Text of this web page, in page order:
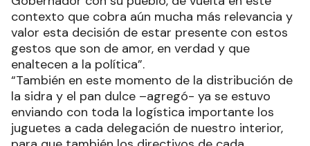
contexto que cobra aún mucha más relevancia y
valor esta decisión de estar presente con estos
gestos que son de amor, en verdad y que
enaltecen a la política”.
“También en este momento de la distribución de
la sidra y el pan dulce –agregó- ya se estuvo
enviando con toda la logística importante los
juguetes a cada delegación de nuestro interior,